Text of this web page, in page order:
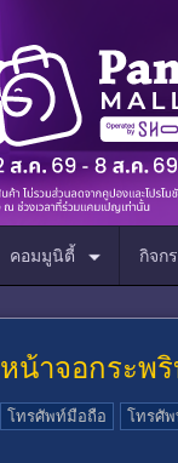
คอมมูนิตี้ กิจก
หน้าจอกระพริ
โทรศัพท์มือถือ โทรศั